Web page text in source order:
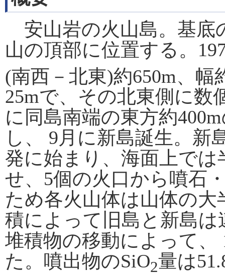
安山岩の火山島。基底
山の頂部に位置する。
(南西－北東)約650m、幅
25mで、その北東側に数
に同島南端の東方約
し、 9月に新島誕生。新
発に始まり、海面上で
せ、5個の火口から噴石
ため各火山体は山体の
積によって旧島と新島
堆積物の移動によって、
た。噴出物のSiO2量は